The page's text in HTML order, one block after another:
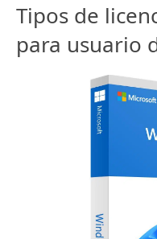
Tipos de
para usuario